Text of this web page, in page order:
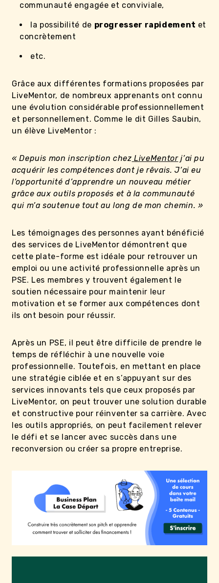
communauté engagée et conviviale,
la possibilité de progresser rapidement et
concrètement
etc.
Grâce aux différentes formations proposées par
LiveMentor, de nombreux apprenants ont connu
une évolution considérable professionnellement
et personnellement. Comme le dit Gilles Saubin,
un élève LiveMentor :
« Depuis mon inscription chez LiveMentorj’ai pu
acquérir les compétences dont je rêvais. J’ai eu
l’opportunité d’apprendre un nouveau métier
grâce aux outils proposés et à la communauté
qui m’a soutenue tout au long de mon chemin. »
Les témoignages des personnes ayant bénéficié
des services de LiveMentor démontrent que
cette plate-forme est idéale pour retrouver un
emploi ou une activité professionnelle après un
PSE. Les membres y trouvent également le
soutien nécessaire pour maintenir leur
motivation et se former aux compétences dont
ils ont besoin pour réussir.
Après un PSE, il peut être difficile de prendre le
temps de réfléchir à une nouvelle voie
professionnelle. Toutefois, en mettant en place
une stratégie ciblée et en s’appuyant sur des
services innovants tels que ceux proposés par
LiveMentor, on peut trouver une solution durable
et constructive pour réinventer sa carrière. Avec
les outils appropriés, on peut facilement relever
le défi et se lancer avec succès dans une
reconversion ou créer sa propre entreprise.